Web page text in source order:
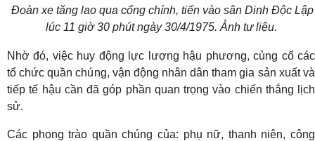
Đoàn xe tăng lao qua cổng chính, tiến vào sân Dinh Độc Lập
lúc 11 giờ 30 phút ngày 30/4/1975. Ảnh tư liệu.
Nhờ đó, việc huy động lực lượng hậu phương, củng cố các
tổ chức quần chúng, vận động nhân dân tham gia sản xuất và
tiếp tế hậu cần đã góp phần quan trọng vào chiến thắng lịch
sử.
Các phong trào quần chúng của: phụ nữ, thanh niên, công